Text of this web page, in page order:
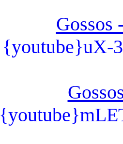
Gossos
{youtube}uX-